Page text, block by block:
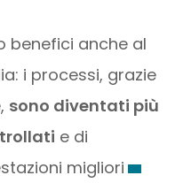
benefici anche al
i processi, grazie
sono diventati più
e di
migliori